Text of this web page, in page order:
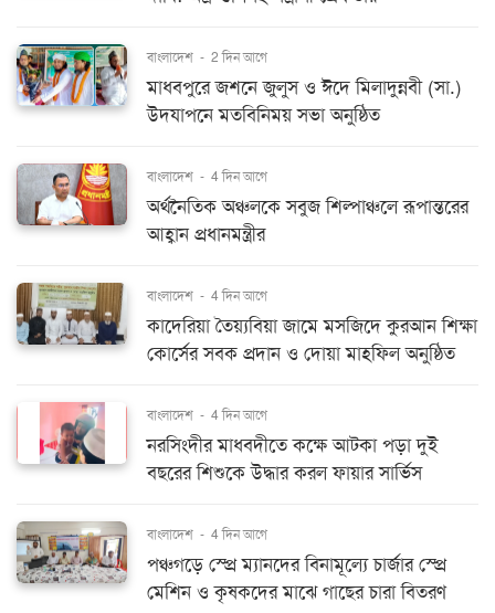
বাংলাদেশ - 2 দিন আগে
মাধবপুরে জশনে জুলুস ও ঈদে মিলাদুন্নবী (সা.)
উদযাপনে মতবিনিময় সভা অনুষ্ঠিত
বাংলাদেশ - 4 দিন আগে
অর্থনৈতিক অঞ্চলকে সবুজ শিল্পাঞ্চলে রূপান্তরের
আহ্বান প্রধানমন্ত্রীর
বাংলাদেশ - 4 দিন আগে
কাদেরিয়া তৈয়্যবিয়া জামে মসজিদে কুরআন শিক্ষা
কোর্সের সবক প্রদান ও দোয়া মাহফিল অনুষ্ঠিত
বাংলাদেশ - 4 দিন আগে
নরসিংদীর মাধবদীতে কক্ষে আটকা পড়া দুই
বছরের শিশুকে উদ্ধার করল ফায়ার সার্ভিস
বাংলাদেশ - 4 দিন আগে
পঞ্চগড়ে স্প্রে ম্যানদের বিনামূল্যে চার্জার স্প্রে
মেশিন ও কৃষকদের মাঝে গাছের চারা বিতরণ